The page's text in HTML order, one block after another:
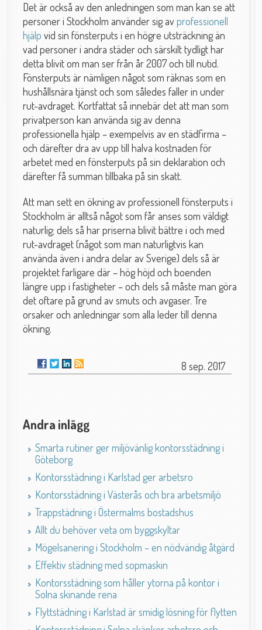
Det är också av den anledningen som man kan se att
personer i Stockholm använder sig avprofessionell
hjälp vid sin fönsterputs i en högre utsträckning än
vad personer i andra städer och särskilt tydligt har
detta blivit om man ser från år 2007 och till nutid.
Fönsterputs är nämligen något som räknas som en
hushållsnära tjänst och som således faller in under
rut-avdraget. Kortfattat så innebär det att man som
privatperson kan använda sig av denna
professionella hjälp – exempelvis av en städfirma –
och därefter dra av upp till halva kostnaden för
arbetet med en fönsterputs på sin deklaration och
därefter få summan tillbaka på sin skatt.
Att man sett en ökning av professionell fönsterputs i
Stockholm är alltså något som får anses som väldigt
naturlig; dels så har priserna blivit bättre i och med
rut-avdraget (något som man naturligtvis kan
använda även i andra delar av Sverige) dels så är
projektet farligare där – hög höjd och boenden
längre upp i fastigheter – och dels så måste man göra
det oftare på grund av smuts och avgaser. Tre
orsaker och anledningar som alla leder till denna
ökning.
8 sep. 2017
Andra inlägg
Smarta rutiner ger miljövänlig kontorsstädning i
Göteborg
Kontorsstädning i Karlstad ger arbetsro
Kontorsstädning i Västerås och bra arbetsmiljö
Trappstädning i Östermalms bostadshus
Allt du behöver veta om byggskyltar
Mögelsanering i Stockholm – en nödvändig åtgärd
Effektiv städning med sopmaskin
Kontorsstädning som håller ytorna på kontor i
Solna skinande rena
Flyttstädning i Karlstad är smidig lösning för flytten